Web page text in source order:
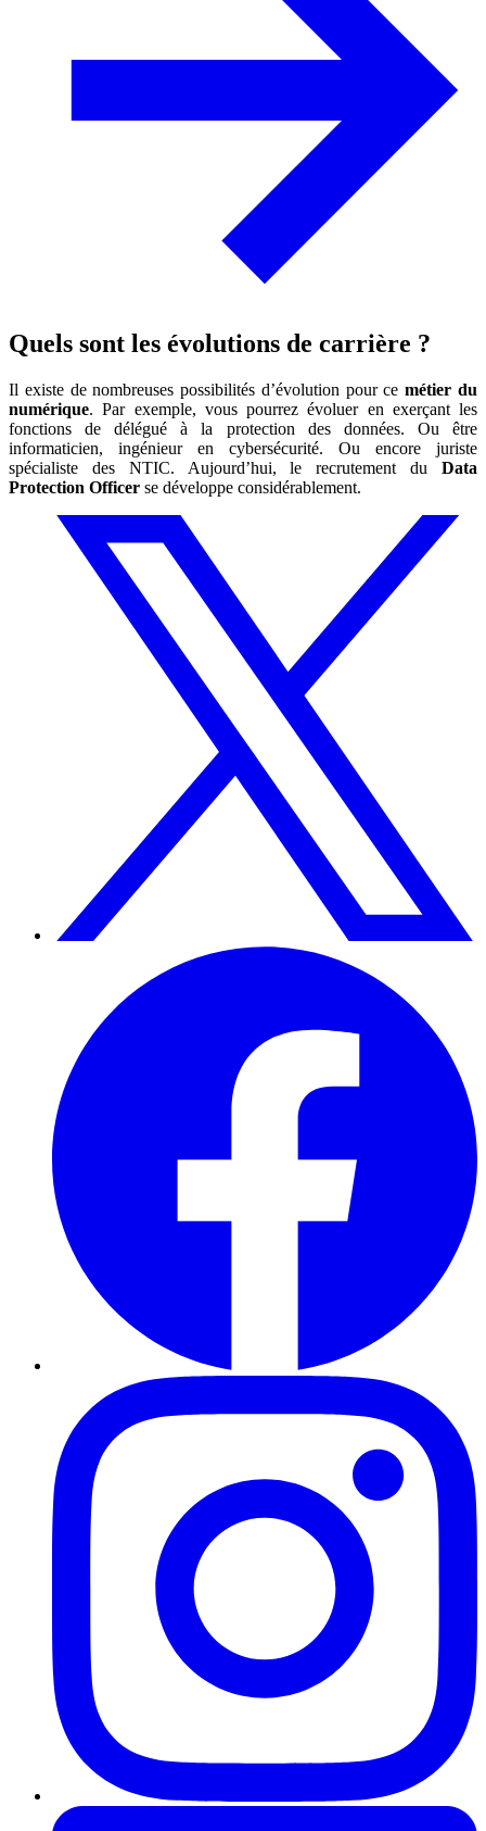
Quels sont les évolutions de carrière ?
Il existe de nombreuses possibilités d’évolution pour cemétier du
numérique. Par exemple, vous pourrez évoluer en exerçant les
fonctions de délégué à la protection des données. Ou être
informaticien, ingénieur en cybersécurité. Ou encore juriste
spécialiste des NTIC. Aujourd’hui, le recrutement du Data
Protection Officer se développe considérablement.